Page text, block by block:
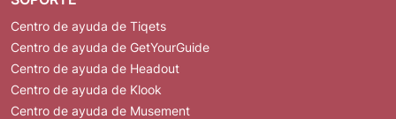
Centro de ayuda de Tiqets
Centro de ayuda de GetYourGuide
Centro de ayuda de Headout
Centro de ayuda de Klook
Centro de ayuda de Musement